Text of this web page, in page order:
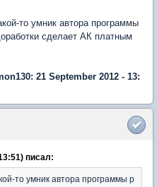
то умник автора программы
сделает АК платным
21 September 2012 - 13:
писал:
то умник автора программы р